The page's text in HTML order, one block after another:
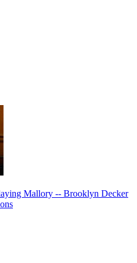
Mallory -- Brooklyn Decker